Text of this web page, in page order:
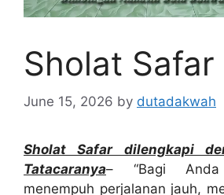
Sholat Safar
June 15, 2026 by dutadakwah
Sholat Safar dilengkapi
Tatacaranya– “Bagi
menempuh perjalanan jauh,